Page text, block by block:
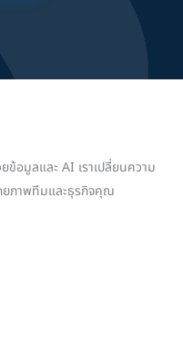
อมูลและ AI เราเปลี่ยนความ
ยภาพทีมและธุรกิจคุณ